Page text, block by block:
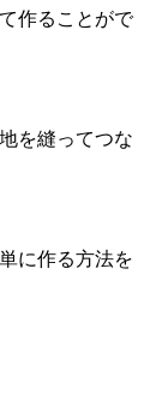
作ることがで
を縫ってつな
に作る方法を